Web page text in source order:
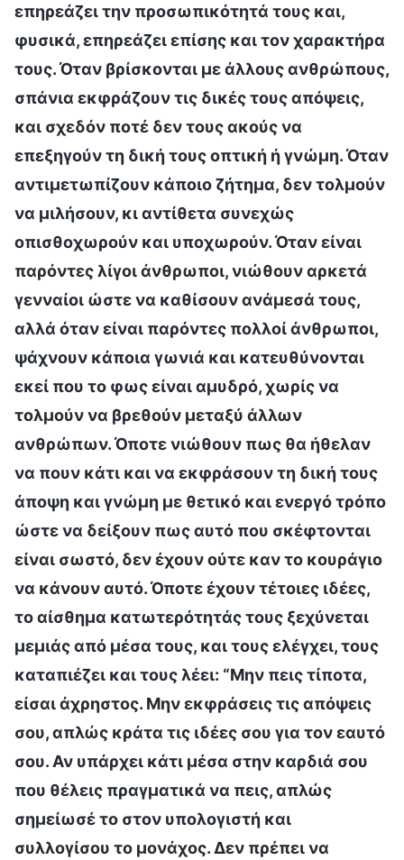
επηρεάζει την προσωπικότητά τους και,
φυσικά, επηρεάζει επίσης και τον χαρακτήρα
τους. Όταν βρίσκονται με άλλους ανθρώπους,
σπάνια εκφράζουν τις δικές τους απόψεις,
και σχεδόν ποτέ δεν τους ακούς να
επεξηγούν τη δική τους οπτική ή γνώμη. Όταν
αντιμετωπίζουν κάποιο ζήτημα, δεν τολμούν
να μιλήσουν, κι αντίθετα συνεχώς
οπισθοχωρούν και υποχωρούν. Όταν είναι
παρόντες λίγοι άνθρωποι, νιώθουν αρκετά
γενναίοι ώστε να καθίσουν ανάμεσά τους,
αλλά όταν είναι παρόντες πολλοί άνθρωποι,
ψάχνουν κάποια γωνιά και κατευθύνονται
εκεί που το φως είναι αμυδρό, χωρίς να
τολμούν να βρεθούν μεταξύ άλλων
ανθρώπων. Όποτε νιώθουν πως θα ήθελαν
να πουν κάτι και να εκφράσουν τη δική τους
άποψη και γνώμη με θετικό και ενεργό τρόπο
ώστε να δείξουν πως αυτό που σκέφτονται
είναι σωστό, δεν έχουν ούτε καν το κουράγιο
να κάνουν αυτό. Όποτε έχουν τέτοιες ιδέες,
το αίσθημα κατωτερότητάς τους ξεχύνεται
μεμιάς από μέσα τους, και τους ελέγχει, τους
καταπιέζει και τους λέει: “Μην πεις τίποτα,
είσαι άχρηστος. Μην εκφράσεις τις απόψεις
σου, απλώς κράτα τις ιδέες σου για τον εαυτό
σου. Αν υπάρχει κάτι μέσα στην καρδιά σου
που θέλεις πραγματικά να πεις, απλώς
σημείωσέ το στον υπολογιστή και
συλλογίσου το μονάχος. Δεν πρέπει να